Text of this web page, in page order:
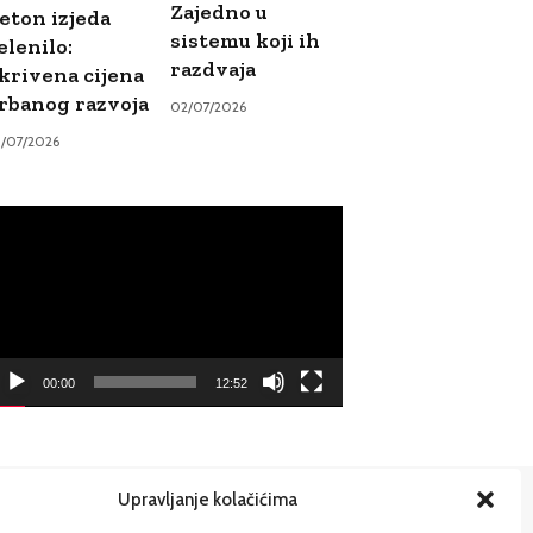
Upravljanje kolačićima
izjeda
cijena
razvoja
07/2026
Zajedno u
sistemu koji ih
razdvaja
02/07/2026
00:00 12:52